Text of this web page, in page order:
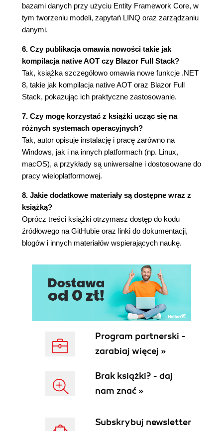
Copilot
Wyłączanie narzędzi, gdy zaczynają
Ćwiczenie 1.1 - sprawdź swoją wiedzę
Ćwiczenie 1.2 - ćwicz C# gdzie się da
Ćwiczenie 1.3 - dalsza lektura
Ćwiczenie 1.4 - używanie notatników Polyglot
Ćwiczenie 1.5 - motywy kolorystyczne w
nowoczesnym .NET
Ćwiczenie 1.6 - darmowa nauka C# i
certyfikacja
Ćwiczenie 1.7 - wersje alfa platformy .NET
Podsumowanie
Rozdział 2. Mówimy w C#
Rozpoznawanie wersji oraz funkcji języka
Odczytywanie wersji używanego kompilatora
C#
Wyświetlanie numeru wersji kompilatora
Instrukcje
Komentarze
Przykłady instrukcji i bloków
Słownictwo języka C#
Porównanie języków programowania do
języków ludzkich
Pomoc przy pisaniu kodu
Importowanie przestrzeni nazw
Czasowniki jako metody
bazami danych przy użyciu Entity Framework Core, w
tym tworzeniu modeli, zapytań LINQ oraz zarządzaniu
danymi.
6. Czy publikacja omawia nowości takie jak
kompilacja native AOT czy Blazor Full Stack?
Tak, książka szczegółowo omawia nowe funkcje .NET
8, takie jak kompilacja native AOT oraz Blazor Full
Stack, pokazując ich praktyczne zastosowanie.
7. Czy mogę korzystać z książki ucząc się na
różnych systemach operacyjnych?
Tak, autor opisuje instalację i pracę zarówno na
Windows, jak i na innych platformach (np. Linux,
macOS), a przykłady są uniwersalne i dostosowane do
pracy wieloplatformowej.
8. Jakie dodatkowe materiały są dostępne wraz z
książką?
Oprócz treści książki otrzymasz dostęp do kodu
źródłowego na GitHubie oraz linki do dokumentacji,
blogów i innych materiałów wspierających naukę.
Program partnerski -
zarabiaj więcej »
Brak książki? - daj
nam znać »
Subskrybuj newsletter